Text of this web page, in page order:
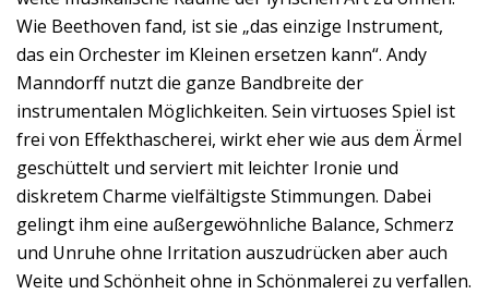
Wie Beethoven fand, ist sie „das einzige Instrument,
das ein Orchester im Kleinen ersetzen kann“. Andy
Manndorff nutzt die ganze Bandbreite der
instrumentalen Möglichkeiten. Sein virtuoses Spiel ist
frei von Effekthascherei, wirkt eher wie aus dem Ärmel
geschüttelt und serviert mit leichter Ironie und
diskretem Charme vielfältigste Stimmungen. Dabei
gelingt ihm eine außergewöhnliche Balance, Schmerz
und Unruhe ohne Irritation auszudrücken aber auch
Weite und Schönheit ohne in Schönmalerei zu verfallen.